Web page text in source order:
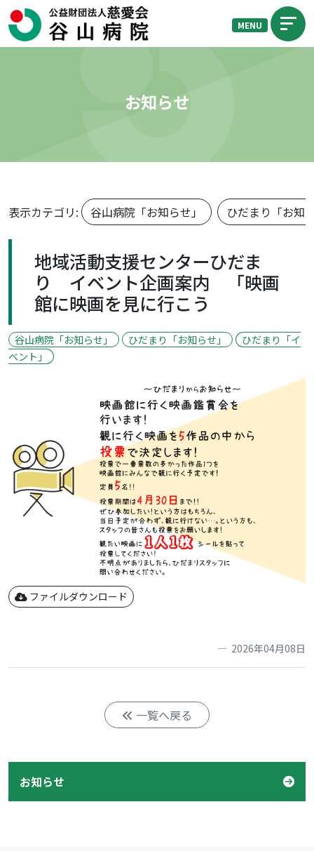
MENU
お知らせ
表示カテゴリ: 谷山病院「お知らせ」 ひだまり「お知
地域活動支援センターひだま
り イベント企画案内 「映画
館に映画を見に行こう
谷山病院「お知らせ」 ひだまり「お知らせ」
ひだまり「イ
ベント」
ファイルダウンロード
2026年04月08日
一覧へ戻る
お知らせ